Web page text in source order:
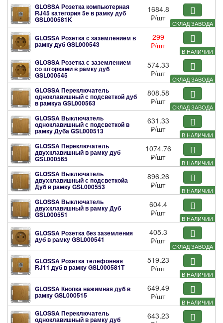
СКЛАД ЗАВОДА
GLOSSA Розетка компьютерная
RJ45 категория 5е в рамку дуб
GSL000581K
1684.8
₽/шт
В НАЛИЧИИ
GLOSSA Розетка с заземлением в
рамку дубGSL000543
299
₽/шт
СКЛАД ЗАВОДА
GLOSSA Розетка с заземлением
со шторками в рамку дуб
GSL000545
574.33
₽/шт
СКЛАД ЗАВОДА
GLOSSA Переключатель
одноклавишный с подсветкой дуб
в рамкуаGSL000563
808.58
₽/шт
В НАЛИЧИИ
GLOSSA Выключатель
одноклавишный с подсветкой в
рамку ДубаGSL000513
631.33
₽/шт
В НАЛИЧИИ
GLOSSA Переключатель
двухклавишный в рамку дуб
GSL000565
1074.76
₽/шт
В НАЛИЧИИ
GLOSSA Выключатель
двухклавишный с подсветкойа
Дуб в рамкуGSL000553
896.26
₽/шт
В НАЛИЧИИ
GLOSSA Выключатель
двухклавишный в рамку Дуб
GSL000551
604.4
₽/шт
СКЛАД ЗАВОДА
GLOSSA Розетка без заземления
дуб в рамкуGSL000541
405.3
₽/шт
В НАЛИЧИИ
GLOSSA Розетка телефонная
RJ11 дуб в рамкуGSL000581T
519.23
₽/шт
В НАЛИЧИИ
GLOSSA Кнопка нажимная дуб в
рамкуGSL000515
649.49
₽/шт
GLOSSA Переключатель
одноклавишный в рамку дуб
643.23